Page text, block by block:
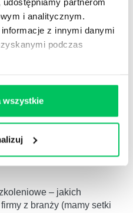
i analitycznym.
z innymi danymi
podczas
wszystkie
nowości szkoleniowe
z centrów
się po
– jakich
z branży (mamy setki